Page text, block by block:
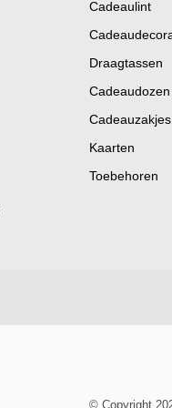
Cadeaulint
Draagtassen
Cadeaudozen
Cadeauzakjes
Kaarten
Toebehoren
© Copyright